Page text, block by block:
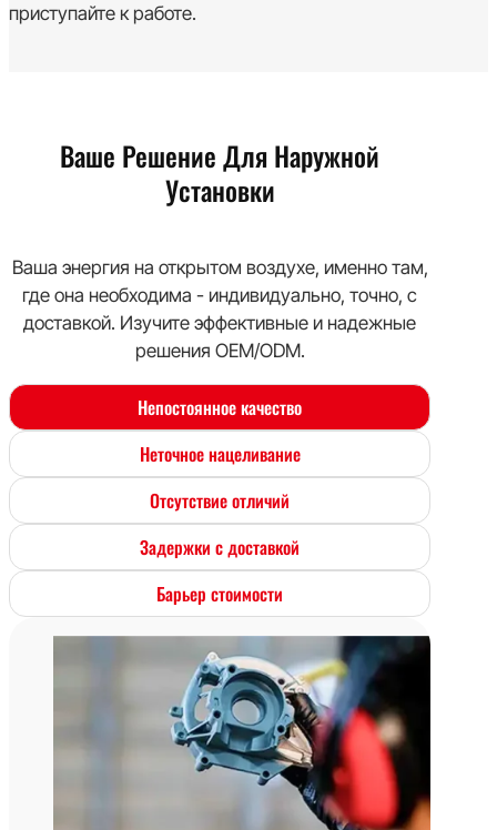
приступайте к работе.
Ваше Решение Для Наружной
Установки
Ваша энергия на открытом воздухе, именно там,
где она необходима - индивидуально, точно, с
доставкой. Изучите эффективные и надежные
решения OEM/ODM.
Непостоянное качество
Неточное нацеливание
Отсутствие отличий
Задержки с доставкой
Барьер стоимости